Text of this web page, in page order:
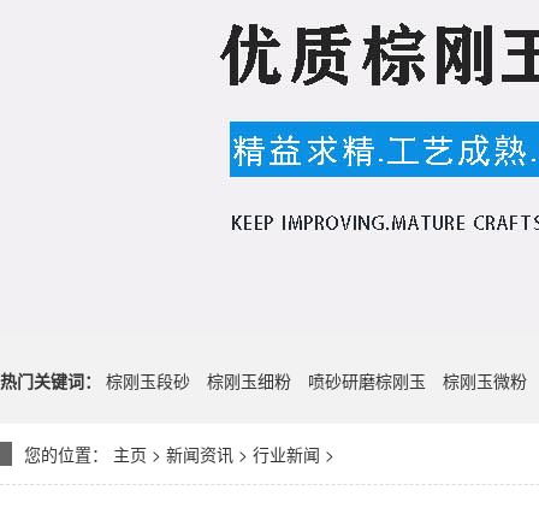
热门关键词： 棕刚玉段砂 棕刚玉细粉 喷砂研磨棕刚玉 棕刚玉微粉
您的位置： 主页 > 新闻资讯 > 行业新闻 >